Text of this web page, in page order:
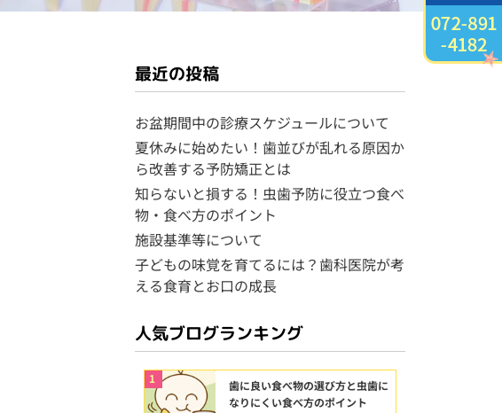
最近の投稿
お盆期間中の診療スケジュールについて
夏休みに始めたい！歯並びが乱れる原因か
ら改善する予防矯正とは
知らないと損する！虫歯予防に役立つ食べ
物・食べ方のポイント
施設基準等について
子どもの味覚を育てるには？歯科医院が考
える食育とお口の成長
人気ブログランキング
1
歯に良い食べ物の選び方と虫歯に
なりにくい食べ方のポイント